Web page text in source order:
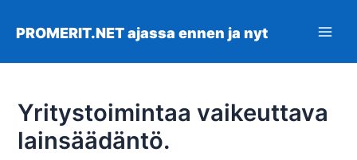
sisältöön
PROMERIT.NET ajassa ennen ja nyt
Yritystoimintaa vaikeuttava
lainsäädäntö.